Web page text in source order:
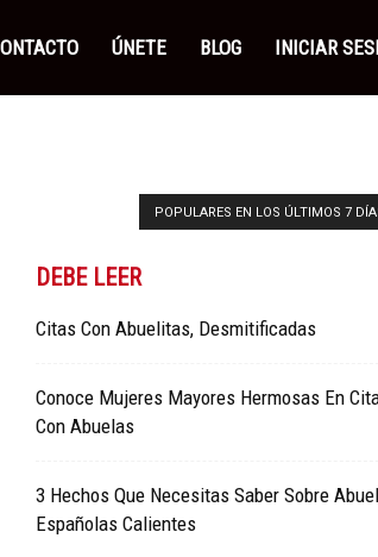
ÚNETE BLOG INICIAR
POPULARES EN LOS ÚLTIMOS 7
DEBE LEER
Citas Con Abuelitas, Desmitificadas
Conoce Mujeres Mayores Hermosas En
Con Abuelas
3 Hechos Que Necesitas Saber Sobre
Españolas Calientes